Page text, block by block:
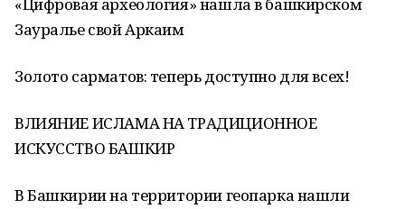
Зауралье свой Аркаим
Золото сарматов: теперь доступно для всех!
ВЛИЯНИЕ ИСЛАМА НА ТРАДИЦИОННОЕ
ИСКУССТВО БАШКИР
В Башкирии на территории геопарка нашли